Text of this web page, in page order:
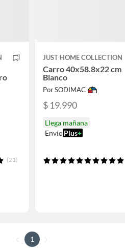
(21)
JUST HOME COLLECTION
Carro 40x58.8x22 cm
Blanco
Por SODIMAC
$ 19.990
Llega mañana
EnvíoPlus+
1